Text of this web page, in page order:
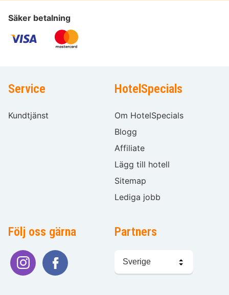
Säker betalning
Service
Kundtjänst
HotelSpecials
Om HotelSpecials
Blogg
Affiliate
Lägg till hotell
Sitemap
Lediga jobb
Följ oss gärna Partners
språk